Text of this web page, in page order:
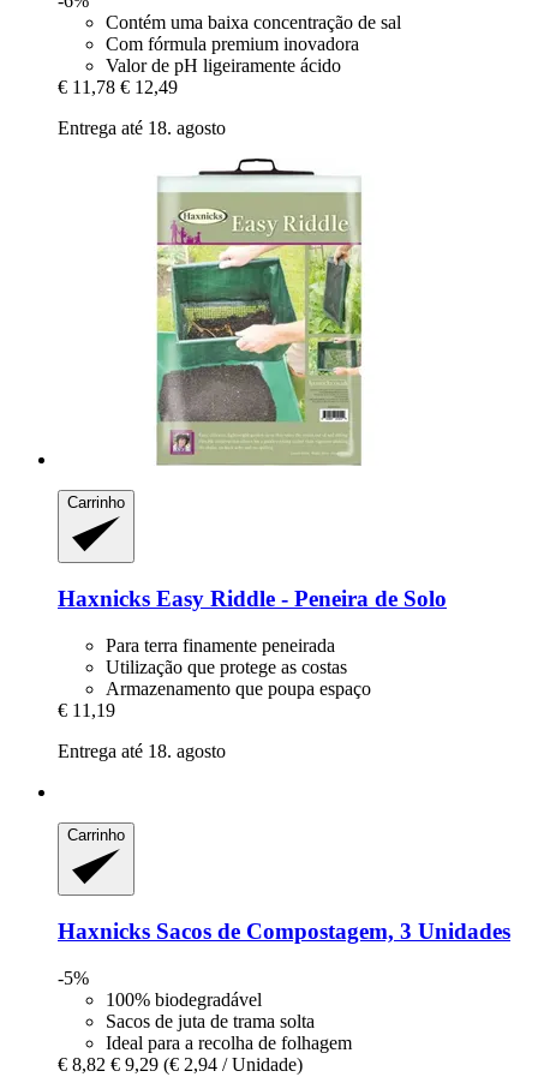
Contém uma baixa concentração de sal
Com fórmula premium inovadora
Valor de pH ligeiramente ácido
€ 11,78 € 12,49
Entrega até 18. agosto
Carrinho
Haxnicks Easy Riddle -​ Peneira de Solo
Para terra finamente peneirada
Utilização que protege as costas
Armazenamento que poupa espaço
€ 11,19
Entrega até 18. agosto
Carrinho
Haxnicks Sacos de Compostagem, 3 Unidades
-5%
100% biodegradável
Sacos de juta de trama solta
Ideal para a recolha de folhagem
€ 8,82 € 9,29 (€ 2,94 / Unidade)